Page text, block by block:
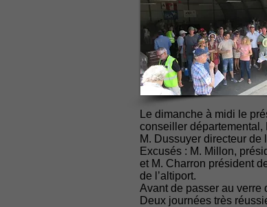
Le dimanche à midi le
conseiller départemental,
M. Dussuyer directeur de
Excusés : M. Millon,
et M. Charron président
de l’altiport.
Avant de passer au verre
Deux journées très